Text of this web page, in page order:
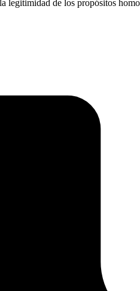
legitimidad de los propósitos